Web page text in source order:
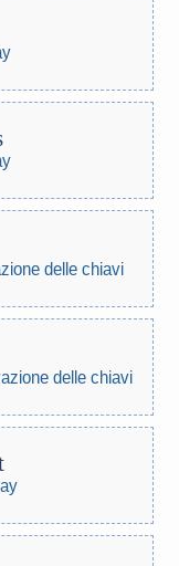
delle chiavi
delle chiavi